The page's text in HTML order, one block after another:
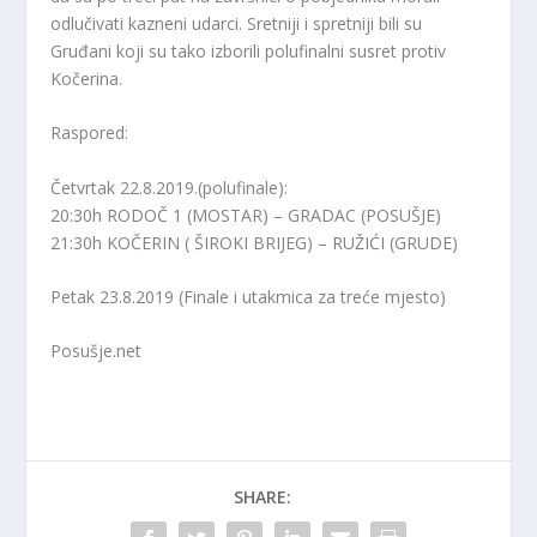
odlučivati kazneni udarci. Sretniji i spretniji bili su
Gruđani koji su tako izborili polufinalni susret protiv
Kočerina.
Raspored:
Četvrtak 22.8.2019.(polufinale):
20:30h RODOČ 1 (MOSTAR) – GRADAC (POSUŠJE)
21:30h KOČERIN ( ŠIROKI BRIJEG) – RUŽIĆI (GRUDE)
Petak 23.8.2019 (Finale i utakmica za treće mjesto)
Posušje.net
SHARE: